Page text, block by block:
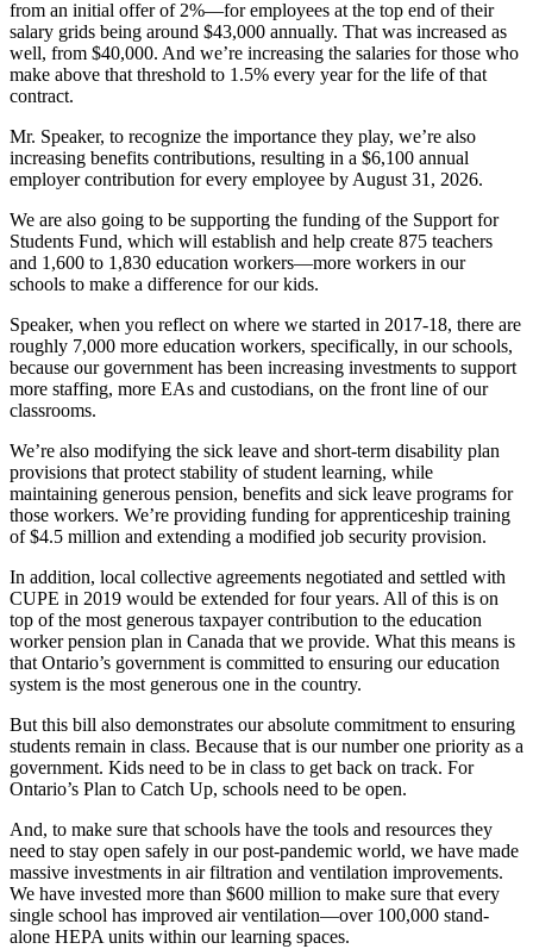
from an initial offer of 2%—for employees at the top end of their
salary grids being around $43,000 annually. That was increased as
well, from $40,000. And we’re increasing the salaries for those who
make above that threshold to 1.5% every year for the life of that
contract.
Mr. Speaker, to recognize the importance they play, we’re also
increasing benefits contributions, resulting in a $6,100 annual
employer contribution for every employee by August 31, 2026.
We are also going to be supporting the funding of the Support for
Students Fund, which will establish and help create 875 teachers
and 1,600 to 1,830 education workers—more workers in our
schools to make a difference for our kids.
Speaker, when you reflect on where we started in 2017-18, there are
roughly 7,000 more education workers, specifically, in our schools,
because our government has been increasing investments to support
more staffing, more EAs and custodians, on the front line of our
classrooms.
We’re also modifying the sick leave and short-term disability plan
provisions that protect stability of student learning, while
maintaining generous pension, benefits and sick leave programs for
those workers. We’re providing funding for apprenticeship training
of $4.5 million and extending a modified job security provision.
In addition, local collective agreements negotiated and settled with
CUPE in 2019 would be extended for four years. All of this is on
top of the most generous taxpayer contribution to the education
worker pension plan in Canada that we provide. What this means is
that Ontario’s government is committed to ensuring our education
system is the most generous one in the country.
But this bill also demonstrates our absolute commitment to ensuring
students remain in class. Because that is our number one priority as a
government. Kids need to be in class to get back on track. For
Ontario’s Plan to Catch Up, schools need to be open.
And, to make sure that schools have the tools and resources they
need to stay open safely in our post-pandemic world, we have made
massive investments in air filtration and ventilation improvements.
We have invested more than $600 million to make sure that every
single school has improved air ventilation—over 100,000 stand-
alone HEPA units within our learning spaces.